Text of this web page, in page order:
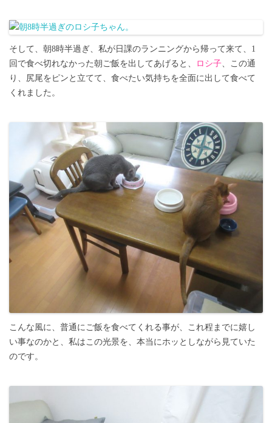
そして、朝8時半過ぎ、私が日課のランニングから帰って来て、1
回で食べ切れなかった朝ご飯を出してあげると、
ロシ子、この通
り、尻尾をピンと立てて、食べたい気持ちを全面に出して食べて
くれました。
こんな風に、普通にご飯を食べてくれる事が、これ程までに嬉し
い事なのかと、私はこの光景を、本当にホッとしながら見ていた
のです。